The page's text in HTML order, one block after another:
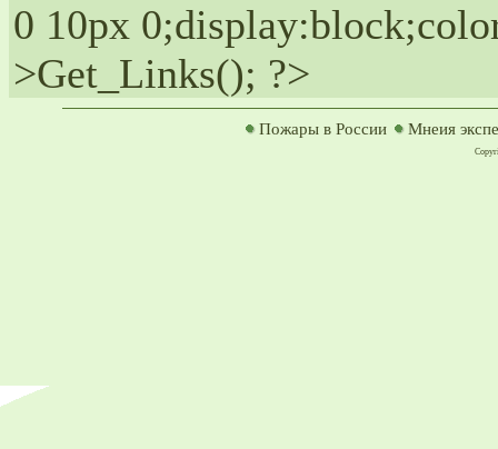
0 10px
>Get_Links(); ?>
Пожары в России Мнеия